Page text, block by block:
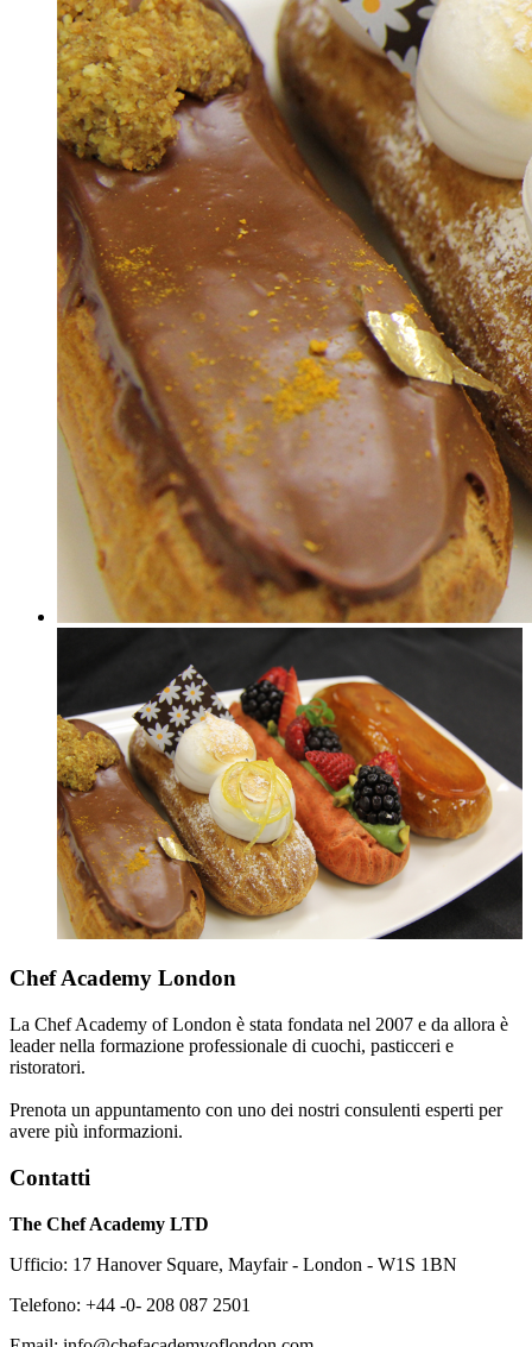
Chef Academy London
La Chef Academy of London è stata fondata nel 2007 e da allora è
leader nella formazione professionale di cuochi, pasticceri e
ristoratori.
Prenota un appuntamento con uno dei nostri consulenti esperti per
avere più informazioni.
Contatti
The Chef Academy LTD
Ufficio: 17 Hanover Square, Mayfair - London - W1S 1BN
Telefono: +44 -0- 208 087 2501